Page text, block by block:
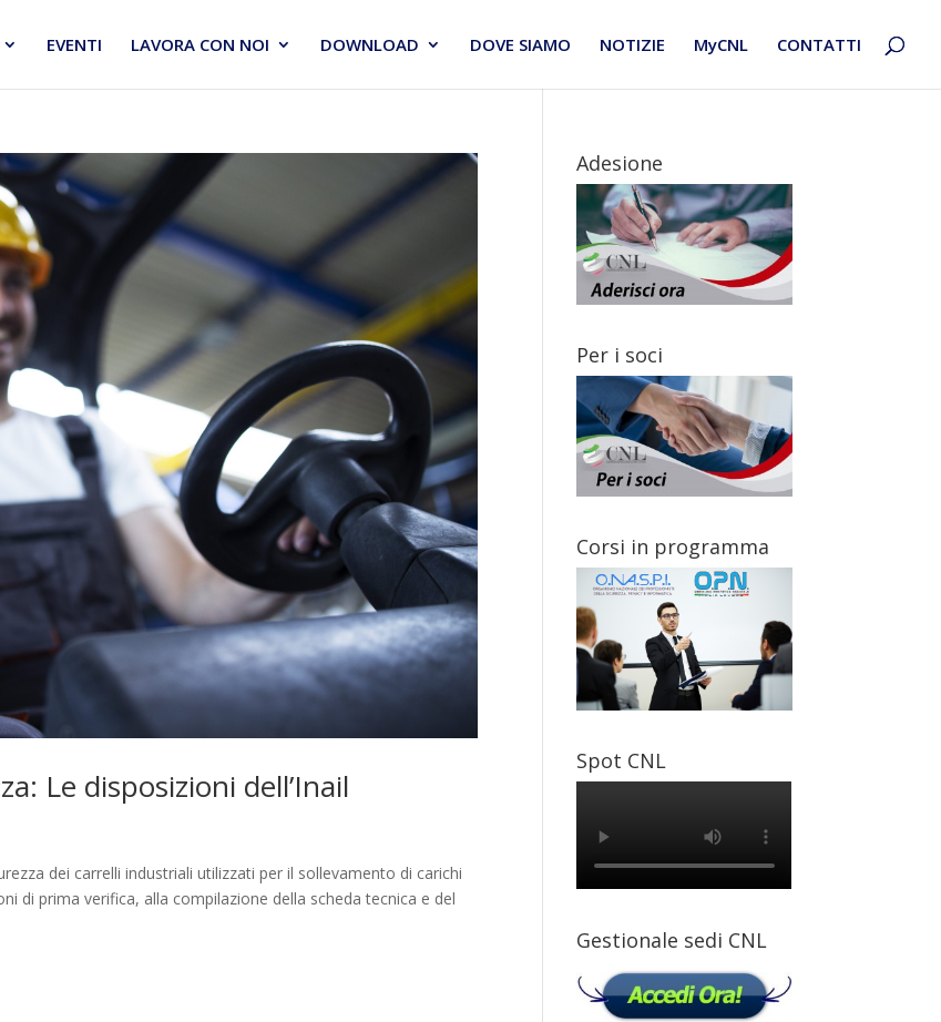
EVENTI LAVORA CON NOI DOWNLOAD DOVE SIAMO NOTIZIE MyCNL CONTATTI
Le disposizioni dell’Inail
dei carrelli industriali utilizzati per il sollevamento di carichi
di prima verifica, alla compilazione della scheda tecnica e del
Adesione
Per i soci
Corsi in programma
Spot CNL
Gestionale sedi CNL